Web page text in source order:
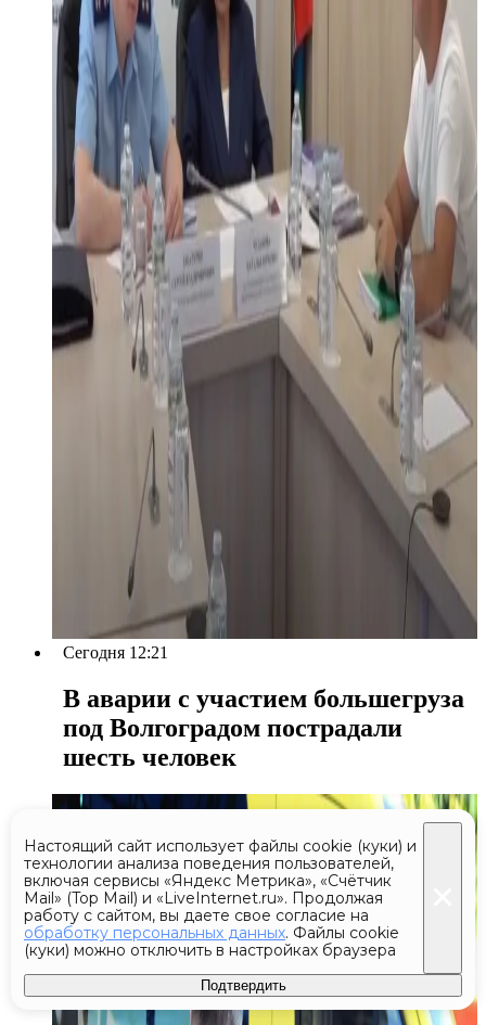
Сегодня 12:21
В аварии с участием большегруза
под Волгоградом пострадали
шесть человек
Настоящий сайт использует файлы cookie (куки) и
технологии анализа поведения пользователей,
включая сервисы «Яндекс Метрика», «Счётчик
Mail» (Top Mail) и «LiveInternet.ru». Продолжая
работу с сайтом, вы даете свое согласие на
обработку персональных данных. Файлы cookie
(куки) можно отключить в настройках браузера
Подтвердить